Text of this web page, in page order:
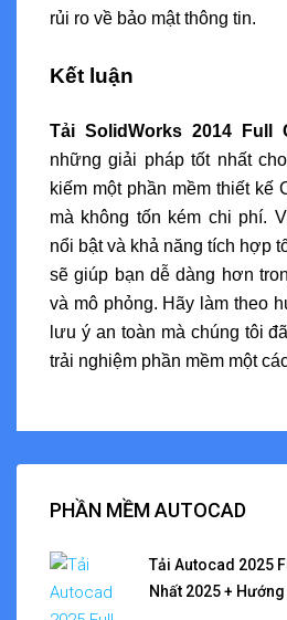
rủi ro về bảo mật thông tin.
Kết luận
Tải SolidWorks 2014 Full
những giải pháp tốt nhất
kiếm một phần mềm thiết kế
mà không tốn kém chi phí.
nổi bật và khả năng tích hợp
sẽ giúp bạn dễ dàng hơn
và mô phỏng. Hãy làm theo
lưu ý an toàn mà chúng tôi
trải nghiệm phần mềm một
PHẦN MỀM AUTOCAD
Tải Autocad 2025
Nhất 2025 +